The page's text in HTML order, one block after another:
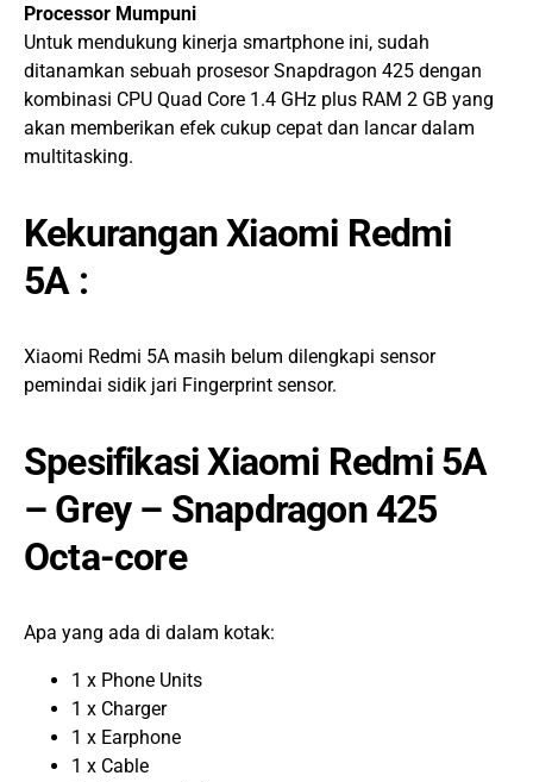
Processor Mumpuni
Untuk mendukung kinerja smartphone ini, sudah
ditanamkan sebuah prosesor Snapdragon 425 dengan
kombinasi CPU Quad Core 1.4 GHz plus RAM 2 GB yang
akan memberikan efek cukup cepat dan lancar dalam
multitasking.
Kekurangan Xiaomi Redmi
5A :
Xiaomi Redmi 5A masih belum dilengkapi sensor
pemindai sidik jari Fingerprint sensor.
Spesifikasi Xiaomi Redmi 5A
– Grey – Snapdragon 425
Octa-core
Apa yang ada di dalam kotak:
1 x Phone Units
1 x Charger
1 x Earphone
1 x Cable